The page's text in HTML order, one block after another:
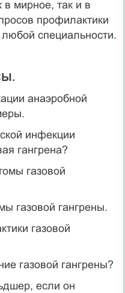
в мирное, так и в
профилактики
специальности.
анаэробной
инфекции
гангрена?
газовой
газовой гангрены.
газовой
газовой гангрены?
если он